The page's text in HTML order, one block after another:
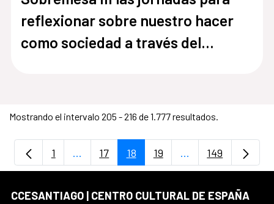
reflexionar sobre nuestro hacer
como sociedad a través del
Mostrando el intervalo 205 - 216 de 1.777 resultados.
Página
1 ...Páginas intermedias Use TAB para
Página
17 Página
18 Página
19 ...PáginasPágina
149
CCESANTIAGO | CENTRO CULTURAL DE ESPAÑA